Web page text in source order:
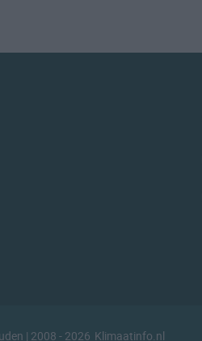
| 2008 - 2026 Klimaatinfo.nl